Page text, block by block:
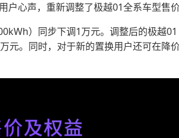
心声，重新调整了极越01全系车型售价
）同步下调1万元。调整后的极越
。同时，对于新的置换用户还可在降